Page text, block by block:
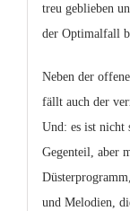
treu geblieben
der Optimalfall
Neben der
fällt auch der
Und: es ist nicht
Gegenteil, aber
und Melodien,